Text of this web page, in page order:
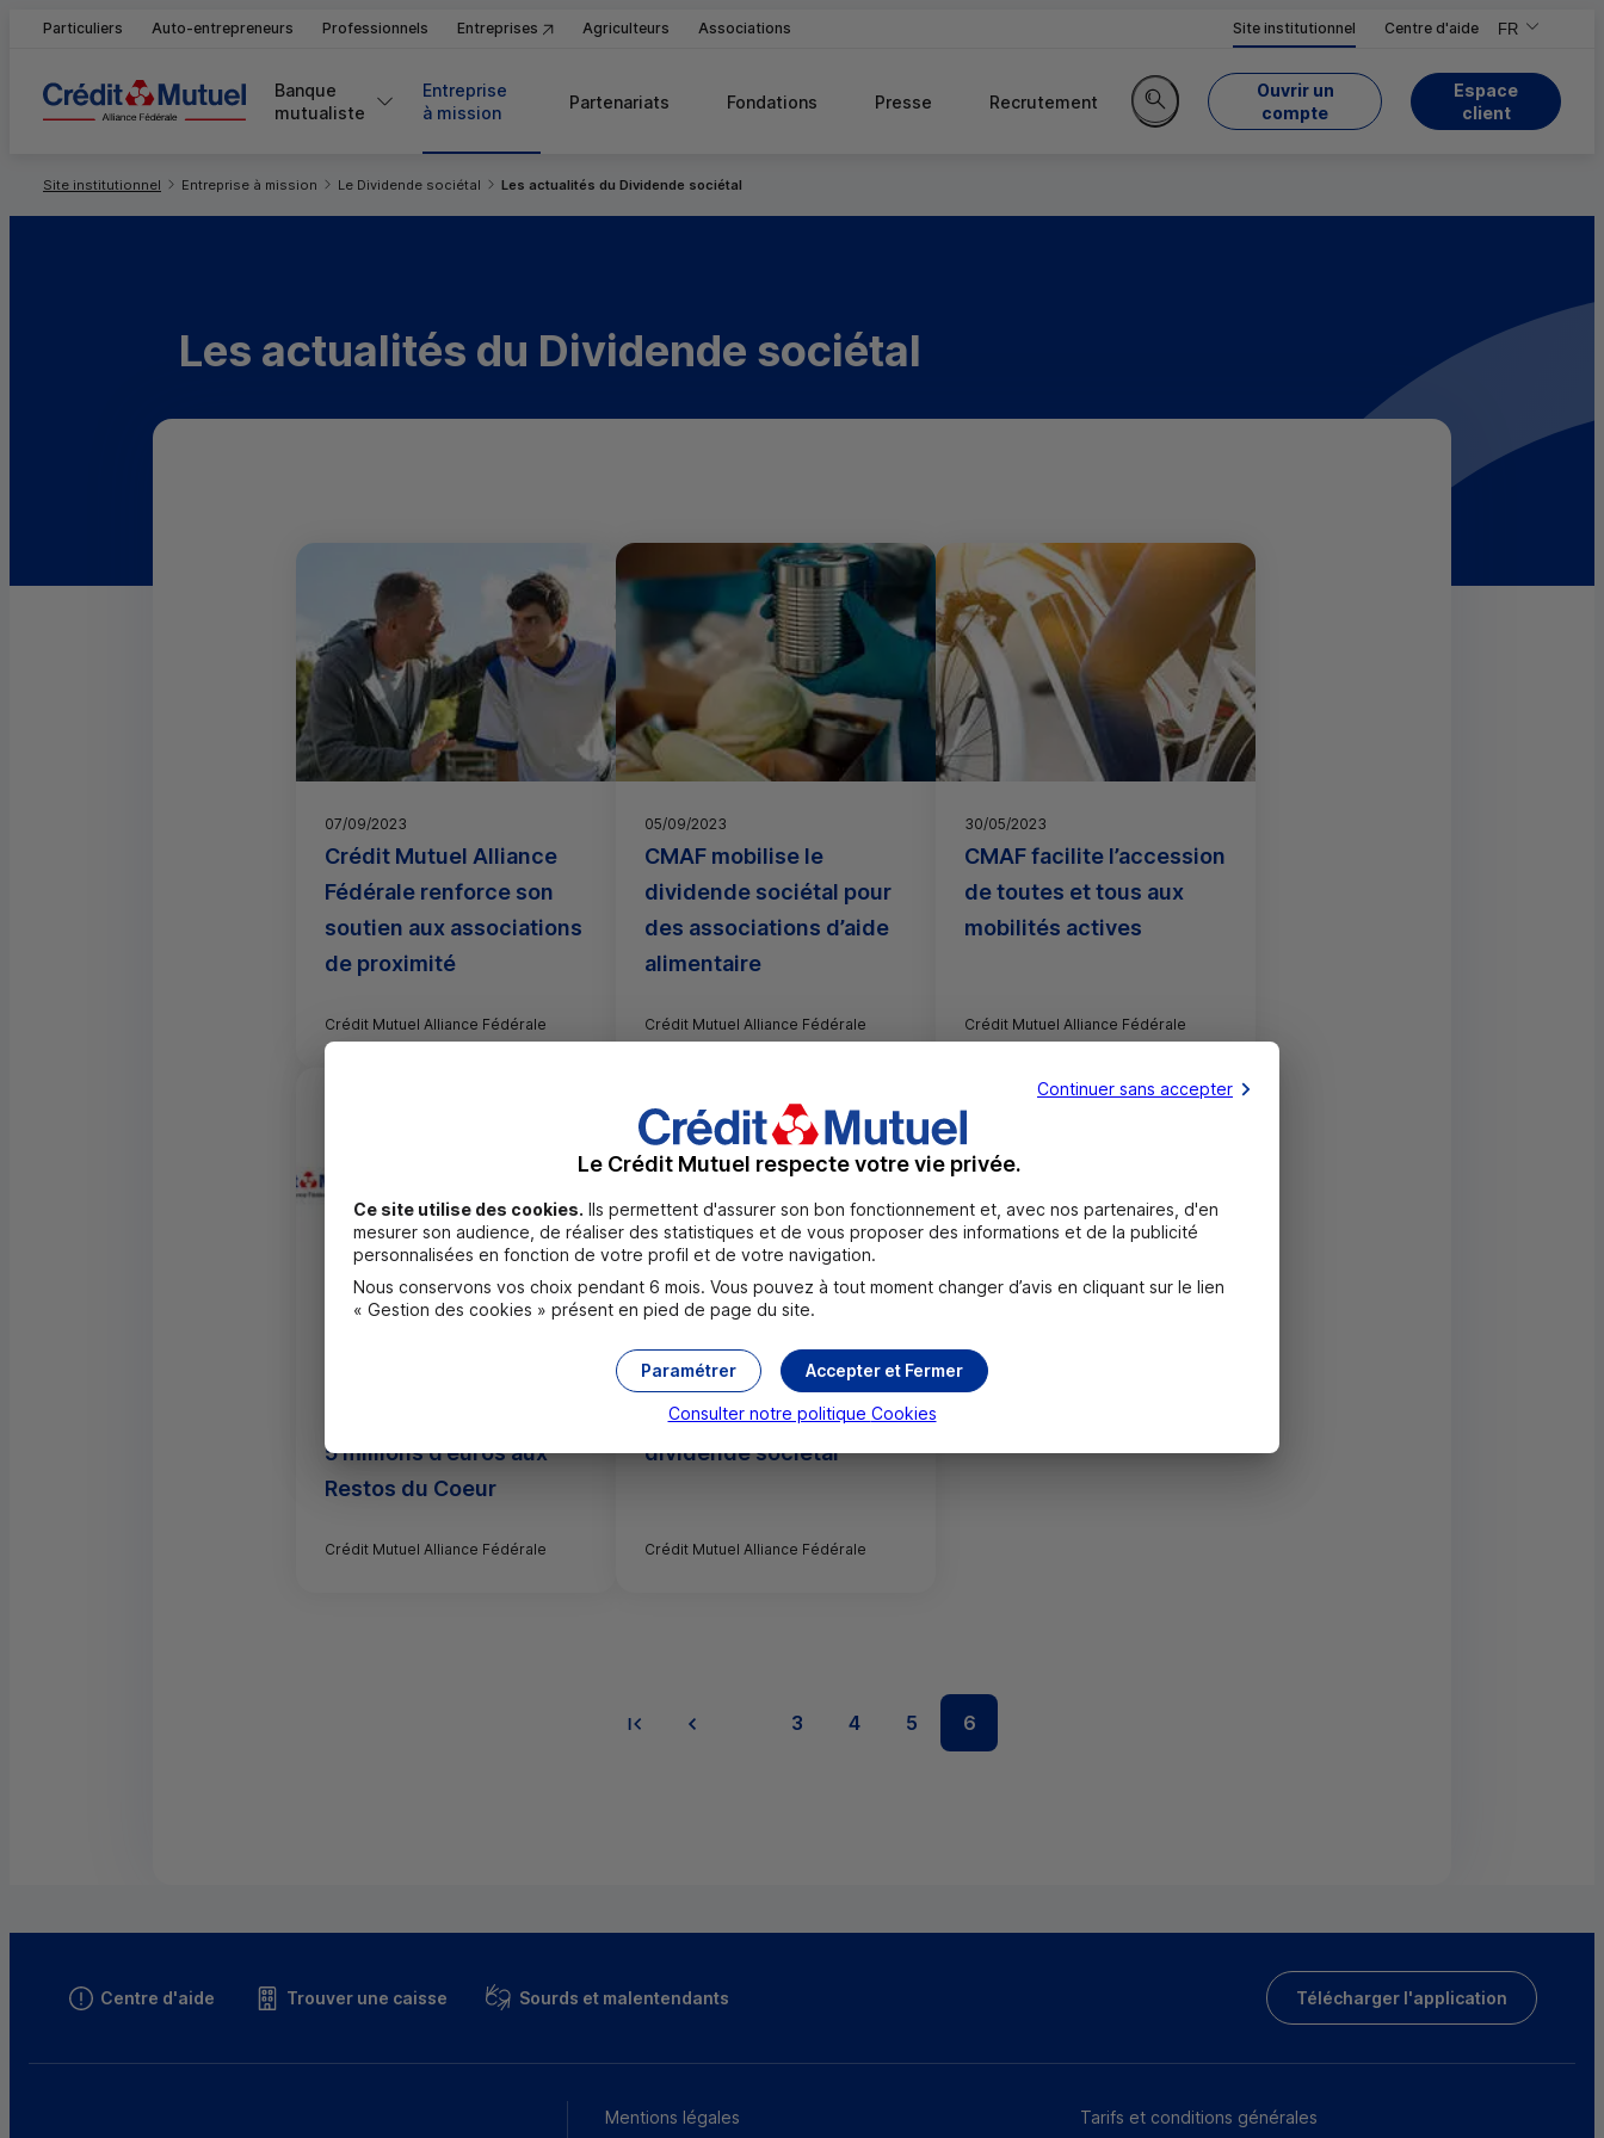
Particuliers Auto-entrepreneurs Professionnels Entreprises Agriculteurs Associations Site institutionnel Centre d'aide FR
,Version
,Changer de
Banque
mutualiste
Entreprise
à mission
Partenariats Fondations Presse Recrutement
Rechercher sur le site
Ouvrir un
comptedu Crédit Mutuel
Espace
client
Site institutionnel Entreprise à mission Le Dividende sociétal Les actualités du Dividende sociétal
Les actualités du Dividende sociétal
07/09/2023
Crédit Mutuel Alliance
Fédérale renforce son
soutien aux associations
de proximité
Crédit Mutuel Alliance Fédérale
05/09/2023
CMAF mobilise le
dividende sociétal pour
des associations d’aide
alimentaire
Crédit Mutuel Alliance Fédérale
30/05/2023
CMAF facilite l’accession
de toutes et tous aux
mobilités actives
Crédit Mutuel Alliance Fédérale
5 millions d’euros aux
Restos du Coeur
Crédit Mutuel Alliance Fédérale
05/01/2023
Crédit Mutuel Alliance
Fédérale crée le
dividende sociétal
Crédit Mutuel Alliance Fédérale
3 4 5 6
Centre d'aide Trouver une caisse Sourds et malentendants Télécharger l'application
Mentions légales Tarifs et conditions générales
Continuer sans accepter
Le Crédit Mutuel respecte votre vie privée.
Ce site utilise des cookies. Ils permettent d'assurer son bon fonctionnement et, avec nos partenaires, d'en
mesurer son audience, de réaliser des statistiques et de vous proposer des informations et de la publicité
personnalisées en fonction de votre profil et de votre navigation.
Nous conservons vos choix pendant 6 mois. Vous pouvez à tout moment changer d’avis en cliquant sur le lien
« Gestion des cookies » présent en pied de page du site.
Accepter et Fermer
Paramétrer
Consulter notre politique Cookies